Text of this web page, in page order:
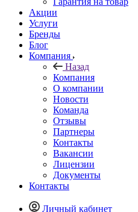
Акции
Услуги
Бренды
Блог
Компания
Назад
Компания
О компании
Новости
Команда
Отзывы
Партнеры
Контакты
Вакансии
Лицензии
Документы
Контакты
Личный кабинет